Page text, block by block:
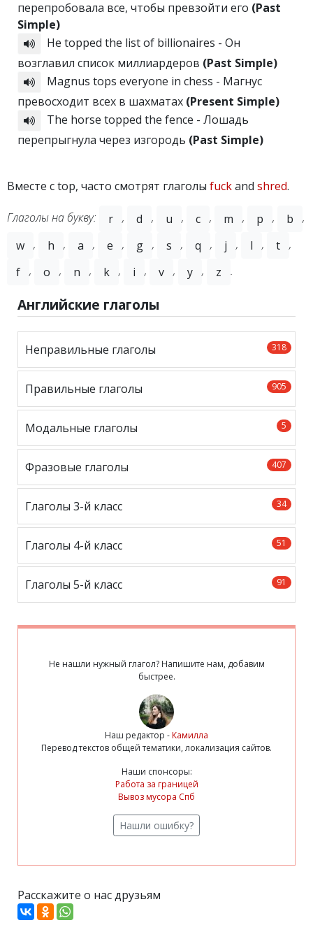
перепробовала все, чтобы превзойти его (Past
Simple)
He topped the list of billionaires - Он
возглавил список миллиардеров (Past Simple)
Magnus tops everyone in chess - Магнус
превосходит всех в шахматах (Present Simple)
The horse topped the fence - Лошадь
перепрыгнула через изгородь (Past Simple)
Вместе с top, часто смотрят глаголы fuckand shred.
Глаголы на букву: r , d , u , c , m , p , b
,
w , h , a , e , g , s , q , j , l , t ,
f , o , n , k , i , v , y , z .
Английские глаголы
318
Неправильные глаголы
905
Правильные глаголы
5
Модальные глаголы
407
Фразовые глаголы
34
Глаголы 3-й класс
51
Глаголы 4-й класс
91
Глаголы 5-й класс
Не нашли нужный глагол? Напишите нам, добавим
быстрее.
Наш редактор -Камилла
Перевод текстов общей тематики, локализация сайтов.
Наши спонсоры:
Работа за границей
Вывоз мусора Спб
Нашли ошибку?
Расскажите о нас друзьям